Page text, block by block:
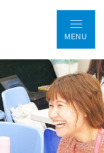
MENU
会議室予約 お問い合わせ